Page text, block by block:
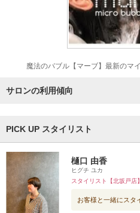
魔法のバブル【マーブ】最新のマ
サロンの利用傾向
PICK UP スタイリスト
樋口 由香
ヒグチ ユカ
スタイリスト【北坂戸店】
お客様と一緒にスタ